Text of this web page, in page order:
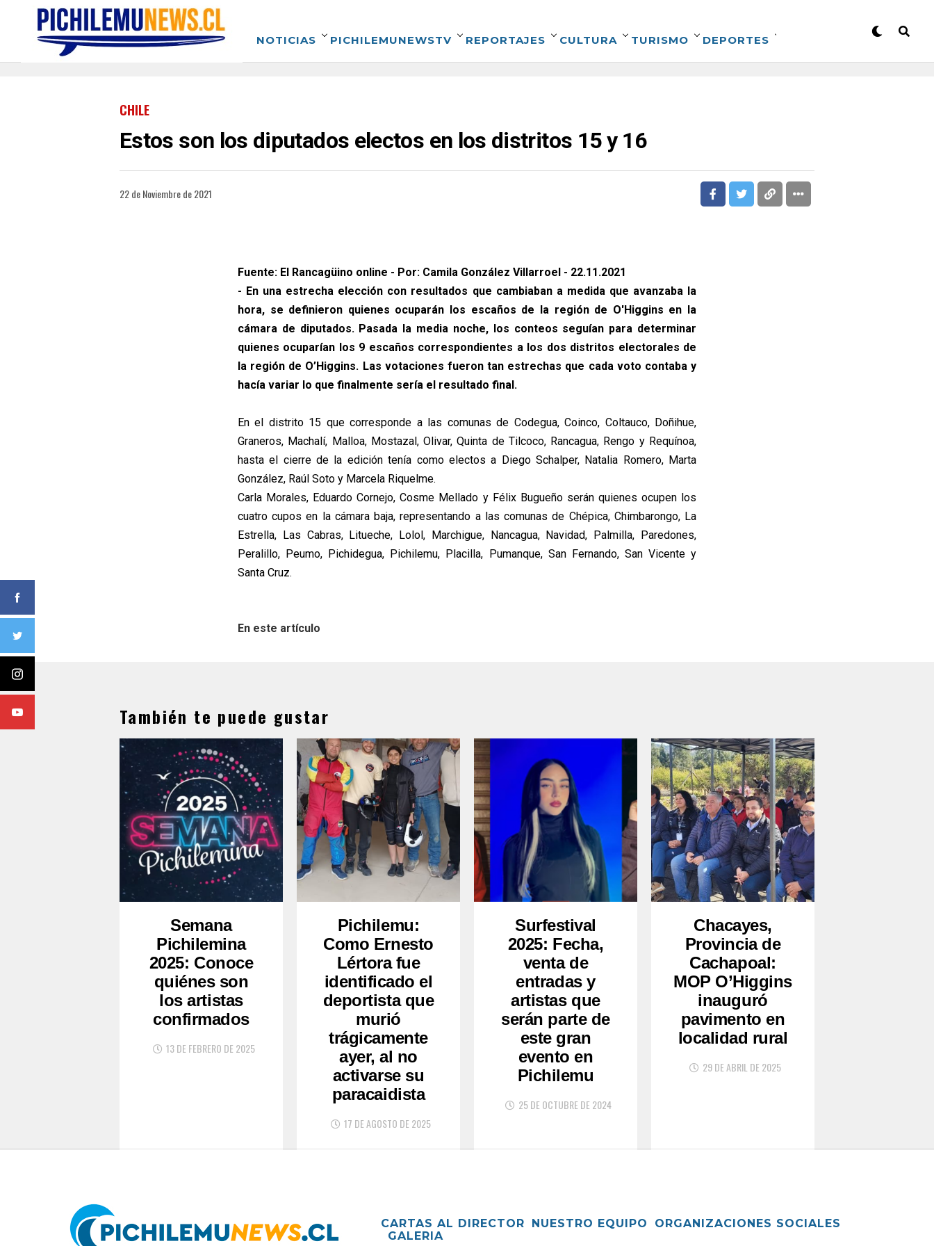
NOTICIAS PICHILEMUNEWSTV REPORTAJES CULTURA TURISMO DEPORTES
CHILE
Estos son los diputados electos en los distritos 15 y 16
22 de Noviembre de 2021
Fuente: El Rancagüino online - Por: Camila González Villarroel - 22.11.2021
- En una estrecha elección con resultados que cambiaban a medida que avanzaba la
hora, se definieron quienes ocuparán los escaños de la región de O'Higgins en la
cámara de diputados. Pasada la media noche, los conteos seguían para determinar
quienes ocuparían los 9 escaños correspondientes a los dos distritos electorales de
la región de O’Higgins. Las votaciones fueron tan estrechas que cada voto contaba y
hacía variar lo que finalmente sería el resultado final.
En el distrito 15 que corresponde a las comunas de Codegua, Coinco, Coltauco, Doñihue,
Graneros, Machalí, Malloa, Mostazal, Olivar, Quinta de Tilcoco, Rancagua, Rengo y Requínoa,
hasta el cierre de la edición tenía como electos a Diego Schalper, Natalia Romero, Marta
González, Raúl Soto y Marcela Riquelme.
Carla Morales, Eduardo Cornejo, Cosme Mellado y Félix Bugueño serán quienes ocupen los
cuatro cupos en la cámara baja, representando a las comunas de Chépica, Chimbarongo, La
Estrella, Las Cabras, Litueche, Lolol, Marchigue, Nancagua, Navidad, Palmilla, Paredones,
Peralillo, Peumo, Pichidegua, Pichilemu, Placilla, Pumanque, San Fernando, San Vicente y
Santa Cruz.
En este artículo
También te puede gustar
Semana
Pichilemina
2025: Conoce
quiénes son
los artistas
confirmados
13 DE FEBRERO DE 2025
Pichilemu:
Como Ernesto
Lértora fue
identificado el
deportista que
murió
trágicamente
ayer, al no
activarse su
paracaidista
17 DE AGOSTO DE 2025
Surfestival
2025: Fecha,
venta de
entradas y
artistas que
serán parte de
este gran
evento en
Pichilemu
25 DE OCTUBRE DE 2024
Chacayes,
Provincia de
Cachapoal:
MOP O’Higgins
inauguró
pavimento en
localidad rural
29 DE ABRIL DE 2025
CARTAS AL DIRECTOR NUESTRO EQUIPO
ORGANIZACIONES SOCIALES
GALERIA